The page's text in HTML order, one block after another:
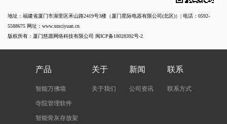
地址：福建省厦门市湖里区禾山路2419号3楼（厦门星际电器有限公司(北区)）| 电话： 0592-
5588675 网址： www.xmciyuan.cn
版权所有：厦门慈愿网络科技有限公司 闽ICP备18028392号-2
产品
智能万佛墙
寺院管理软件
智能骨灰存放架
关于
关于我们
新闻
公司资讯
联系
联系方式